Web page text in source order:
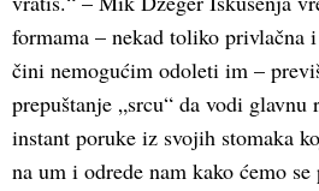
formama – nekad toliko privlačna
čini nemogućim odoleti im –
prepuštanje „srcu“ da vodi
instant poruke iz svojih stomaka
na um i odrede nam kako ćemo se